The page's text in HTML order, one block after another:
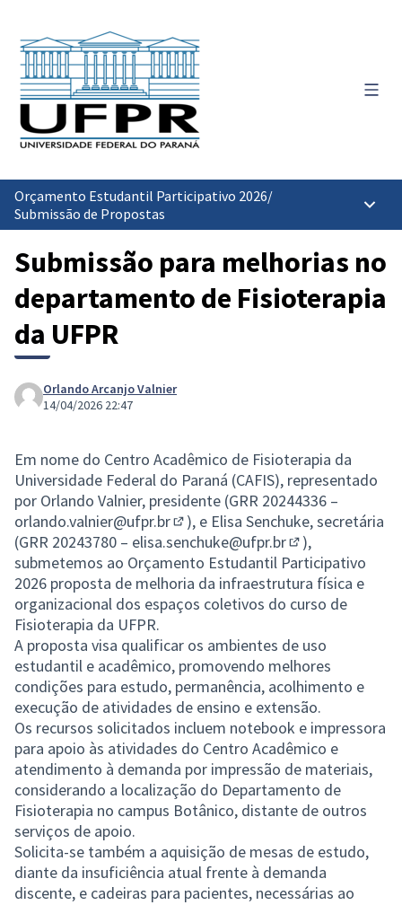
Orçamento Estudantil Participativo 2026/
Submissão de Propostas
Submissão para melhorias no
departamento de Fisioterapia
da UFPR
Orlando Arcanjo Valnier
14/04/2026 22:47
Em nome do Centro Acadêmico de Fisioterapia da
Universidade Federal do Paraná (CAFIS), representado
por Orlando Valnier, presidente (GRR 20244336 –
orlando.valnier@ufpr.br
(Opens in new tab)
), e Elisa Senchuke, secretária
(GRR 20243780 – elisa.senchuke@ufpr.br
(Opens in new
),
submetemos ao Orçamento Estudantil Participativo
2026 proposta de melhoria da infraestrutura física e
organizacional dos espaços coletivos do curso de
Fisioterapia da UFPR.
A proposta visa qualificar os ambientes de uso
estudantil e acadêmico, promovendo melhores
condições para estudo, permanência, acolhimento e
execução de atividades de ensino e extensão.
Os recursos solicitados incluem notebook e impressora
para apoio às atividades do Centro Acadêmico e
atendimento à demanda por impressão de materiais,
considerando a localização do Departamento de
Fisioterapia no campus Botânico, distante de outros
serviços de apoio.
Solicita-se também a aquisição de mesas de estudo,
diante da insuficiência atual frente à demanda
discente, e cadeiras para pacientes, necessárias ao